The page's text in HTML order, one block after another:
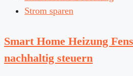
Strom sparen
Smart Home Heizung
nachhaltig steuern